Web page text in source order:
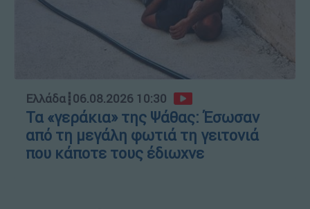
Ελλάδα┋06.08.2026 10:30
Τα «γεράκια» της Ψάθας: Έσωσαν
από τη μεγάλη φωτιά τη γειτονιά
που κάποτε τους έδιωχνε